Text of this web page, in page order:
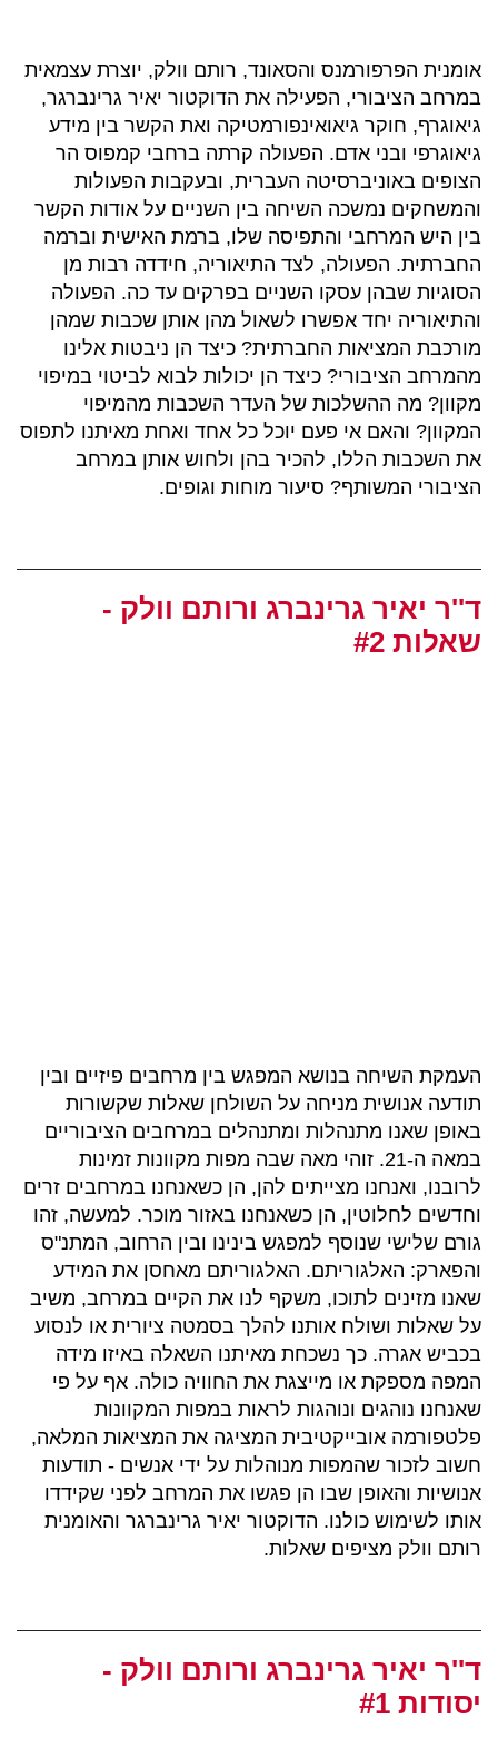
אומנית הפרפורמנס והסאונד, רותם וולק, יוצרת עצמאית
במרחב הציבורי, הפעילה את הדוקטור יאיר גרינברגר,
גיאוגרף, חוקר גיאואינפורמטיקה ואת הקשר בין מידע
גיאוגרפי ובני אדם. הפעולה קרתה ברחבי קמפוס הר
הצופים באוניברסיטה העברית, ובעקבות הפעולות
והמשחקים נמשכה השיחה בין השניים על אודות הקשר
בין היש המרחבי והתפיסה שלו, ברמת האישית וברמה
החברתית. הפעולה, לצד התיאוריה, חידדה רבות מן
הסוגיות שבהן עסקו השניים בפרקים עד כה. הפעולה
והתיאוריה יחד אפשרו לשאול מהן אותן שכבות שמהן
מורכבת המציאות החברתית? כיצד הן ניבטות אלינו
מהמרחב הציבורי? כיצד הן יכולות לבוא לביטוי במיפוי
מקוון? מה ההשלכות של העדר השכבות מהמיפוי
המקוון? והאם אי פעם יוכל כל אחד ואחת מאיתנו לתפוס
את השכבות הללו, להכיר בהן ולחוש אותן במרחב
הציבורי המשותף? סיעור מוחות וגופים.
ד''ר יאיר גרינברג ורותם וולק -
שאלות #2
העמקת השיחה בנושא המפגש בין מרחבים פיזיים ובין
תודעה אנושית מניחה על השולחן שאלות שקשורות
באופן שאנו מתנהלות ומתנהלים במרחבים הציבוריים
במאה ה-21. זוהי מאה שבה מפות מקוונות זמינות
לרובנו, ואנחנו מצייתים להן, הן כשאנחנו במרחבים זרים
וחדשים לחלוטין, הן כשאנחנו באזור מוכר. למעשה, זהו
גורם שלישי שנוסף למפגש בינינו ובין הרחוב, המתנ"ס
והפארק: האלגוריתם. האלגוריתם מאחסן את המידע
שאנו מזינים לתוכו, משקף לנו את הקיים במרחב, משיב
על שאלות ושולח אותנו להלך בסמטה ציורית או לנסוע
בכביש אגרה. כך נשכחת מאיתנו השאלה באיזו מידה
המפה מספקת או מייצגת את החוויה כולה. אף על פי
שאנחנו נוהגים ונוהגות לראות במפות המקוונות
פלטפורמה אובייקטיבית המציגה את המציאות המלאה,
חשוב לזכור שהמפות מנוהלות על ידי אנשים - תודעות
אנושיות והאופן שבו הן פגשו את המרחב לפני שקידדו
אותו לשימוש כולנו. הדוקטור יאיר גרינברגר והאומנית
רותם וולק מציפים שאלות.
ד''ר יאיר גרינברג ורותם וולק -
יסודות #1